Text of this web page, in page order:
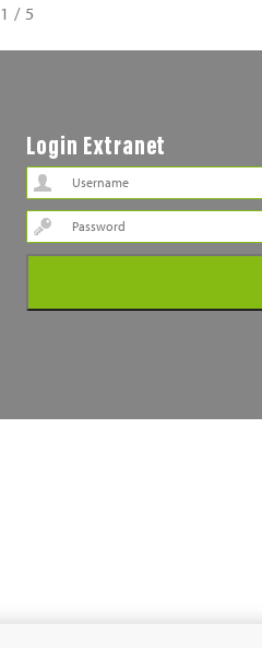
1 / 5
Login Extranet
Password